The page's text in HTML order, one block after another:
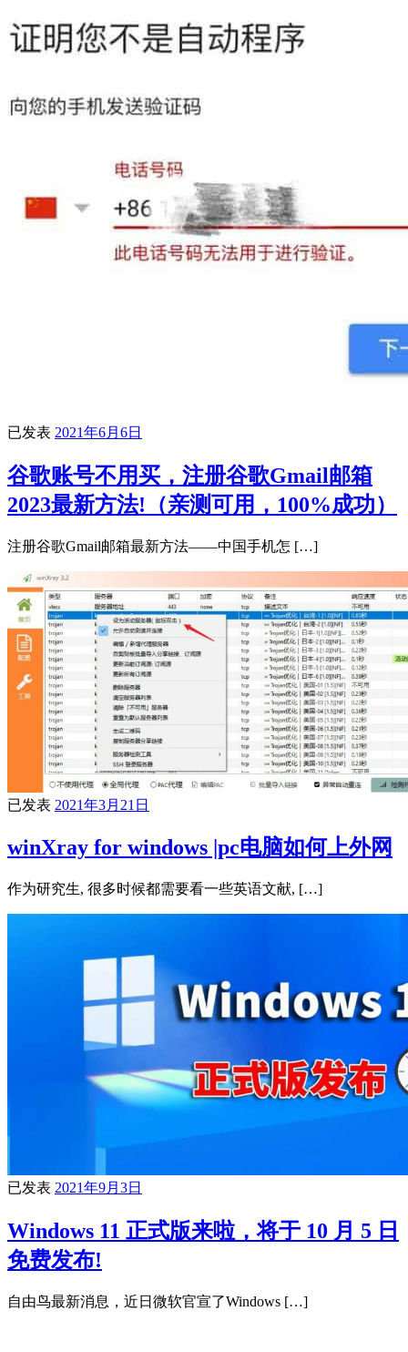
已发表 2021年6月6日
谷歌账号不用买，注册谷歌Gmail邮箱
2023最新方法!（亲测可用，100%成功）
注册谷歌Gmail邮箱最新方法——中国手机怎 […]
已发表 2021年3月21日
winXray for windows |pc电脑如何上外网
作为研究生, 很多时候都需要看一些英语文献, […]
已发表 2021年9月3日
Windows 11 正式版来啦，将于 10 月 5 日
免费发布!
自由鸟最新消息，近日微软官宣了Windows […]